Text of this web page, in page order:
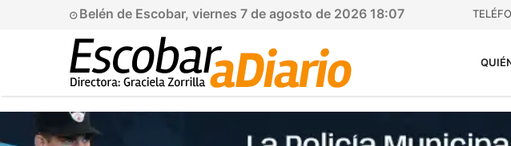
Belén de Escobar, viernes 7 de agosto de 2026 18:07